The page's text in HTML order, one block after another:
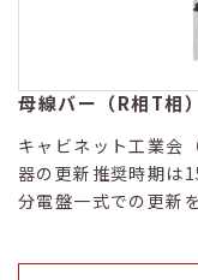
母線バー（R相T相
キャビネット工業会
器の更新推奨時期は
分電盤一式での更新